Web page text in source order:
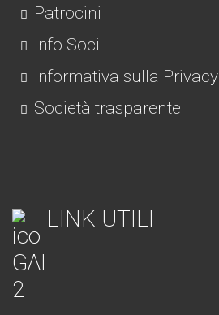
Patrocini
Info Soci
Informativa sulla Privacy
Società trasparente
LINK UTILI